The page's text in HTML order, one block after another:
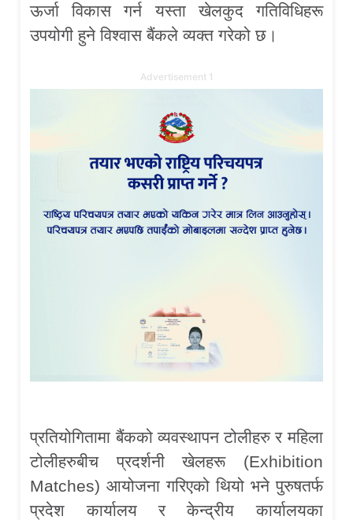
ऊर्जा विकास गर्न यस्ता खेलकुद गतिविधिहरू
उपयोगी हुने विश्वास बैंकले व्यक्त गरेको छ।
Advertisement 1
प्रतियोगितामा बैंकको व्यवस्थापन टोलीहरु र महिला
टोलीहरुबीच प्रदर्शनी खेलहरू (Exhibition
Matches) आयोजना गरिएको थियो भने पुरुषतर्फ
प्रदेश कार्यालय र केन्द्रीय कार्यालयका